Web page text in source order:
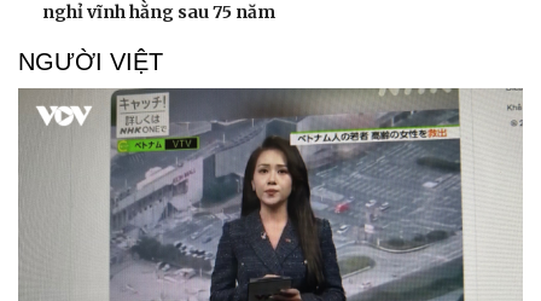
nghỉ vĩnh hằng sau 75 năm
NGƯỜI VIỆT